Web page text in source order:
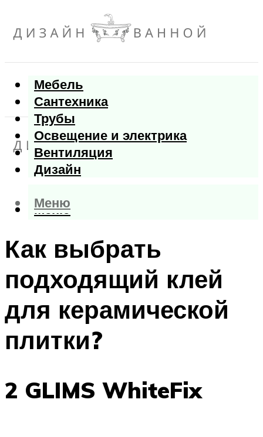
Мебель
Сантехника
Трубы
Освещение и электрика
Вентиляция
Дизайн
Меню
Меню
Как выбрать
подходящий клей
для керамической
плитки?
2 GLIMS WhiteFix